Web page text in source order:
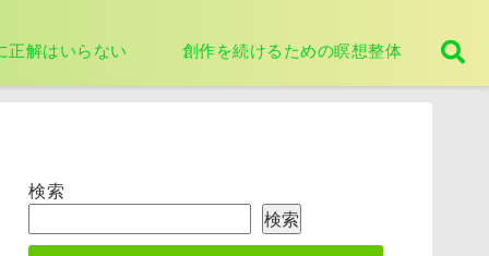
正解はいらない 創作を続けるための瞑想整体
検索
検索